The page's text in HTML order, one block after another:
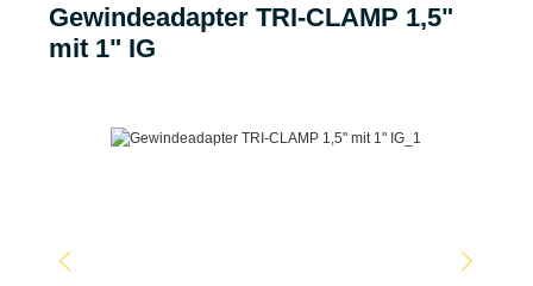
Gewindeadapter TRI-CLAMP 1,5"
mit 1" IG
Bildergalerie überspringen